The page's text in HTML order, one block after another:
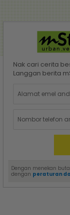
Nak cari cerita
Langgan berita
Dengan menekan
dengan peraturan